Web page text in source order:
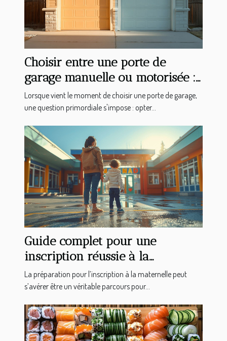
Choisir entre une porte de
garage manuelle ou motorisée :
avantages et considérations
Lorsque vient le moment de choisir une porte de garage,
une question primordiale s'impose : opter...
Guide complet pour une
inscription réussie à la
maternelle en 2025
La préparation pour l’inscription à la maternelle peut
s’avérer être un véritable parcours pour...